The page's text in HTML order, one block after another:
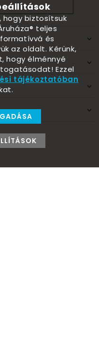
hogy biztosítsuk
teljes
és
az oldalt. Kérünk,
hogy élménnyé
Ezzel
tájékoztatóban